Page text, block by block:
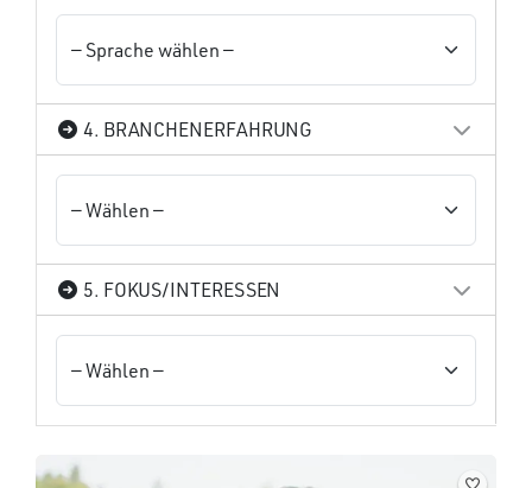
4. BRANCHENERFAHRUNG
5. FOKUS/INTERESSEN